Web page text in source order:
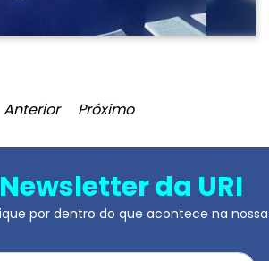
Anterior Próximo
da URI
por dentro do que acontece na nossa